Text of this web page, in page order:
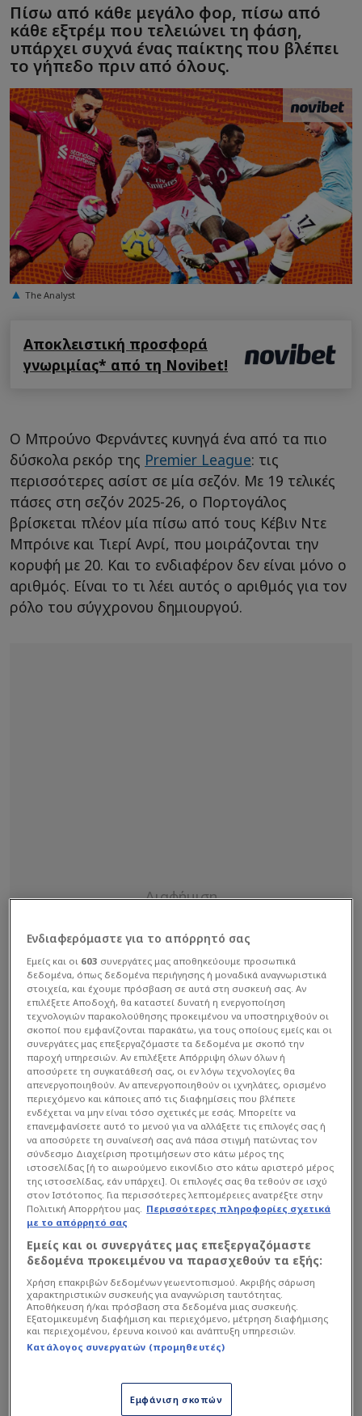
Πίσω από κάθε μεγάλο φορ, πίσω από
κάθε εξτρέμ που τελειώνει τη φάση,
υπάρχει συχνά ένας παίκτης που βλέπει
το γήπεδο πριν από όλους.
The Analyst
Αποκλειστική προσφορά
γνωριμίας* από τη Novibet!
Ο Μπρούνο Φερνάντες κυνηγά ένα από τα πιο
δύσκολα ρεκόρ της Premier League: τις
περισσότερες ασίστ σε μία σεζόν. Με 19 τελικές
πάσες στη σεζόν 2025-26, ο Πορτογάλος
βρίσκεται πλέον μία πίσω από τους Κέβιν Ντε
Μπρόινε και Τιερί Ανρί, που μοιράζονται την
κορυφή με 20. Και το ενδιαφέρον δεν είναι μόνο ο
αριθμός. Είναι το τι λέει αυτός ο αριθμός για τον
ρόλο του σύγχρονου δημιουργού.
Στο ποδόσφαιρο η δόξα πάει συνήθως σε εκείνον
που στέλνει την μπάλα στα δίχτυα. Ο σκόρερ
γίνεται πρωτοσέλιδο, ο σκόρερ μπαίνει στα
highlights, ο σκόρερ μένει στη μνήμη. Όμως πίσω
από κάθε μεγάλο φορ, πίσω από κάθε εξτρέμ που
τελειώνει τη φάση, υπάρχει συχνά ένας παίκτης
που βλέπει το γήπεδο πριν από όλους. Αυτός
είναι ο δημιουργός. Και η Premier League έχει
αρχίσει εδώ και χρόνια να του δίνει την αξία που
του αναλογεί.
Η φετινή περίπτωση του Μπρούνο Φερνάντες
Ενδιαφερόμαστε για το απόρρητό σας
Εμείς και οι 603 συνεργάτες μας αποθηκεύουμε προσωπικά
δεδομένα, όπως δεδομένα περιήγησης ή μοναδικά αναγνωριστικά
στοιχεία, και έχουμε πρόσβαση σε αυτά στη συσκευή σας. Αν
επιλέξετε Αποδοχή, θα καταστεί δυνατή η ενεργοποίηση
τεχνολογιών παρακολούθησης προκειμένου να υποστηριχθούν οι
σκοποί που εμφανίζονται παρακάτω, για τους οποίους εμείς και οι
συνεργάτες μας επεξεργαζόμαστε τα δεδομένα με σκοπό την
παροχή υπηρεσιών. Αν επιλέξετε Απόρριψη όλων όλων ή
αποσύρετε τη συγκατάθεσή σας, οι εν λόγω τεχνολογίες θα
απενεργοποιηθούν. Αν απενεργοποιηθούν οι ιχνηλάτες, ορισμένο
περιεχόμενο και κάποιες από τις διαφημίσεις που βλέπετε
ενδέχεται να μην είναι τόσο σχετικές με εσάς. Μπορείτε να
επανεμφανίσετε αυτό το μενού για να αλλάξετε τις επιλογές σας ή
να αποσύρετε τη συναίνεσή σας ανά πάσα στιγμή πατώντας τον
σύνδεσμο Διαχείριση προτιμήσεων στο κάτω μέρος της
ιστοσελίδας [ή το αιωρούμενο εικονίδιο στο κάτω αριστερό μέρος
της ιστοσελίδας, εάν υπάρχει]. Οι επιλογές σας θα τεθούν σε ισχύ
στον Ιστότοπος. Για περισσότερες λεπτομέρειες ανατρέξτε στην
Πολιτική Απορρήτου μας. Περισσότερες πληροφορίες σχετικά
με το απόρρητό σας
Εμείς και οι συνεργάτες μας επεξεργαζόμαστε
δεδομένα προκειμένου να παρασχεθούν τα εξής:
Χρήση επακριβών δεδομένων γεωεντοπισμού. Ακριβής σάρωση
χαρακτηριστικών συσκευής για αναγνώριση ταυτότητας.
Αποθήκευση ή/και πρόσβαση στα δεδομένα μιας συσκευής.
Εξατομικευμένη διαφήμιση και περιεχόμενο, μέτρηση διαφήμισης
και περιεχομένου, έρευνα κοινού και ανάπτυξη υπηρεσιών.
Κατάλογος συνεργατών (προμηθευτές)
Εμφάνιση σκοπών